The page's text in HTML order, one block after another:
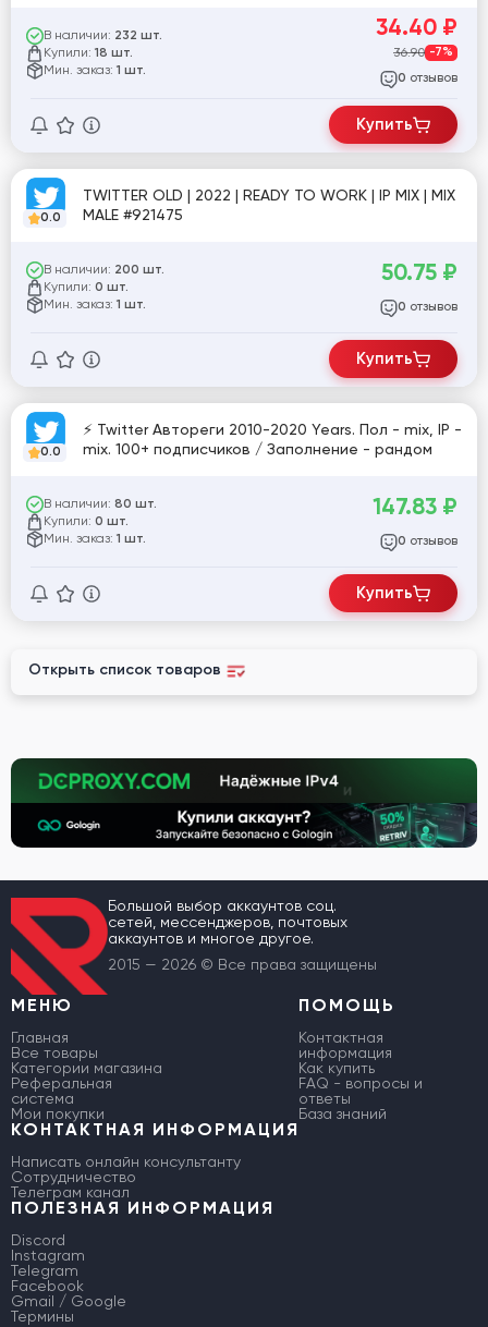
В наличии: 232 шт.
Купили: 18 шт.
Мин. заказ: 1 шт.
34.40 ₽
36.90 -7%
0 отзывов
Купить
0.0
TWITTER OLD | 2022 | READY TO WORK | IP MIX | MIX
MALE #921475
В наличии: 200 шт.
Купили: 0 шт.
Мин. заказ: 1 шт.
50.75 ₽
0 отзывов
Купить
0.0
⚡️ Twitter Автореги 2010-2020 Years. Пол - mix, IP -
mix. 100+ подписчиков / Заполнение - рандом
В наличии: 80 шт.
Купили: 0 шт.
Мин. заказ: 1 шт.
147.83 ₽
0 отзывов
Купить
Открыть список товаров
Большой выбор аккаунтов соц.
сетей, мессенджеров, почтовых
аккаунтов и многое другое.
2015 — 2026 © Все права защищены
МЕНЮ
Главная
Все товары
Категории магазина
Реферальная
система
Мои покупки
ПОМОЩЬ
Контактная
информация
Как купить
FAQ - вопросы и
ответы
База знаний
КОНТАКТНАЯ ИНФОРМАЦИЯ
Написать онлайн консультанту
Сотрудничество
Телеграм канал
ПОЛЕЗНАЯ ИНФОРМАЦИЯ
Discord
Instagram
Telegram
Facebook
Gmail / Google
Термины